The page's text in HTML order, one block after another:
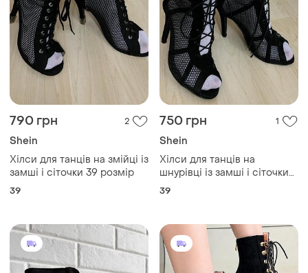
790 грн 2
Shein
Хілси для танців на змійці із
замші і сіточки 39 розмір
39
750 грн 1
Shein
Хілси для танців на
шнурівці із замші і сіточки
39 розмір
39